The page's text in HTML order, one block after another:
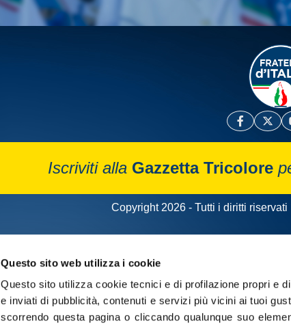
Questo sito web utilizza i cookie
Questo sito utilizza cookie tecnici e di profilazione propri e
e inviati di pubblicità, contenuti e servizi più vicini ai tuoi
scorrendo questa pagina o cliccando qualunque suo
Iscriviti alla Gazzetta Tricolore
Copyright 2026 - Tutti i diritti riservati